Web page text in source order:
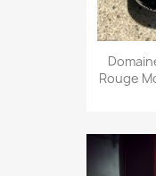
Rouge